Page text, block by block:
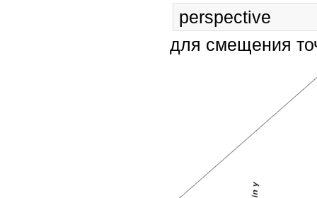
perspective
для смещения